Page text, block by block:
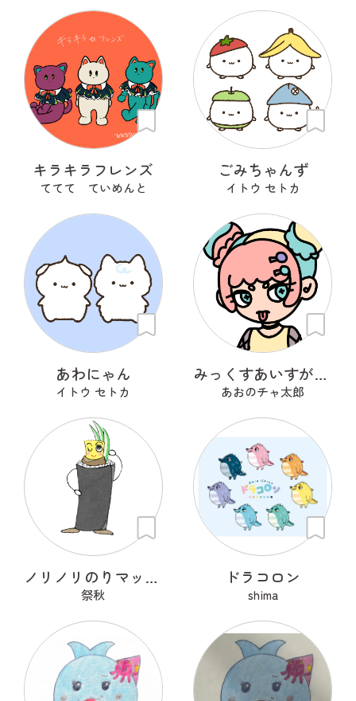
キラキラフレンズ
ててて ていめんと
ごみちゃんず
イトウ セトカ
あわにゃん
イトウ セトカ
みっくすあいすがーる
あおのチャ太郎
ノリノリのりマッキーさん
祭秋
ドラコロン
shima